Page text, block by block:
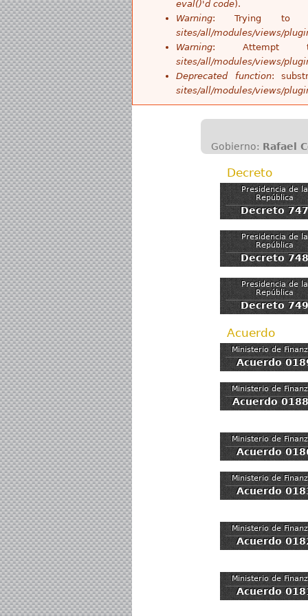
eval()'d code).
Warning: Trying to
sites/all/modules/views/
Warning: Attempt
sites/all/modules/views/
Deprecated function:
sites/all/modules/views/
Gobierno: Rafael
Decreto
Presidencia de la
República
Decreto 747
Presidencia de la
República
Decreto 748
Presidencia de la
República
Decreto 749
Acuerdo
Ministerio de
Acuerdo
Ministerio de
Acuerdo
Ministerio de
Acuerdo
Ministerio de
Acuerdo
Ministerio de
Acuerdo
Ministerio de
Acuerdo